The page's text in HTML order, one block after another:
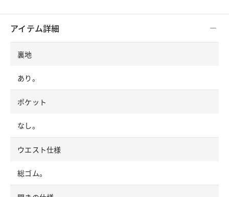
アイテム詳細
裏地
あり。
ポケット
なし。
ウエスト仕様
総ゴム。